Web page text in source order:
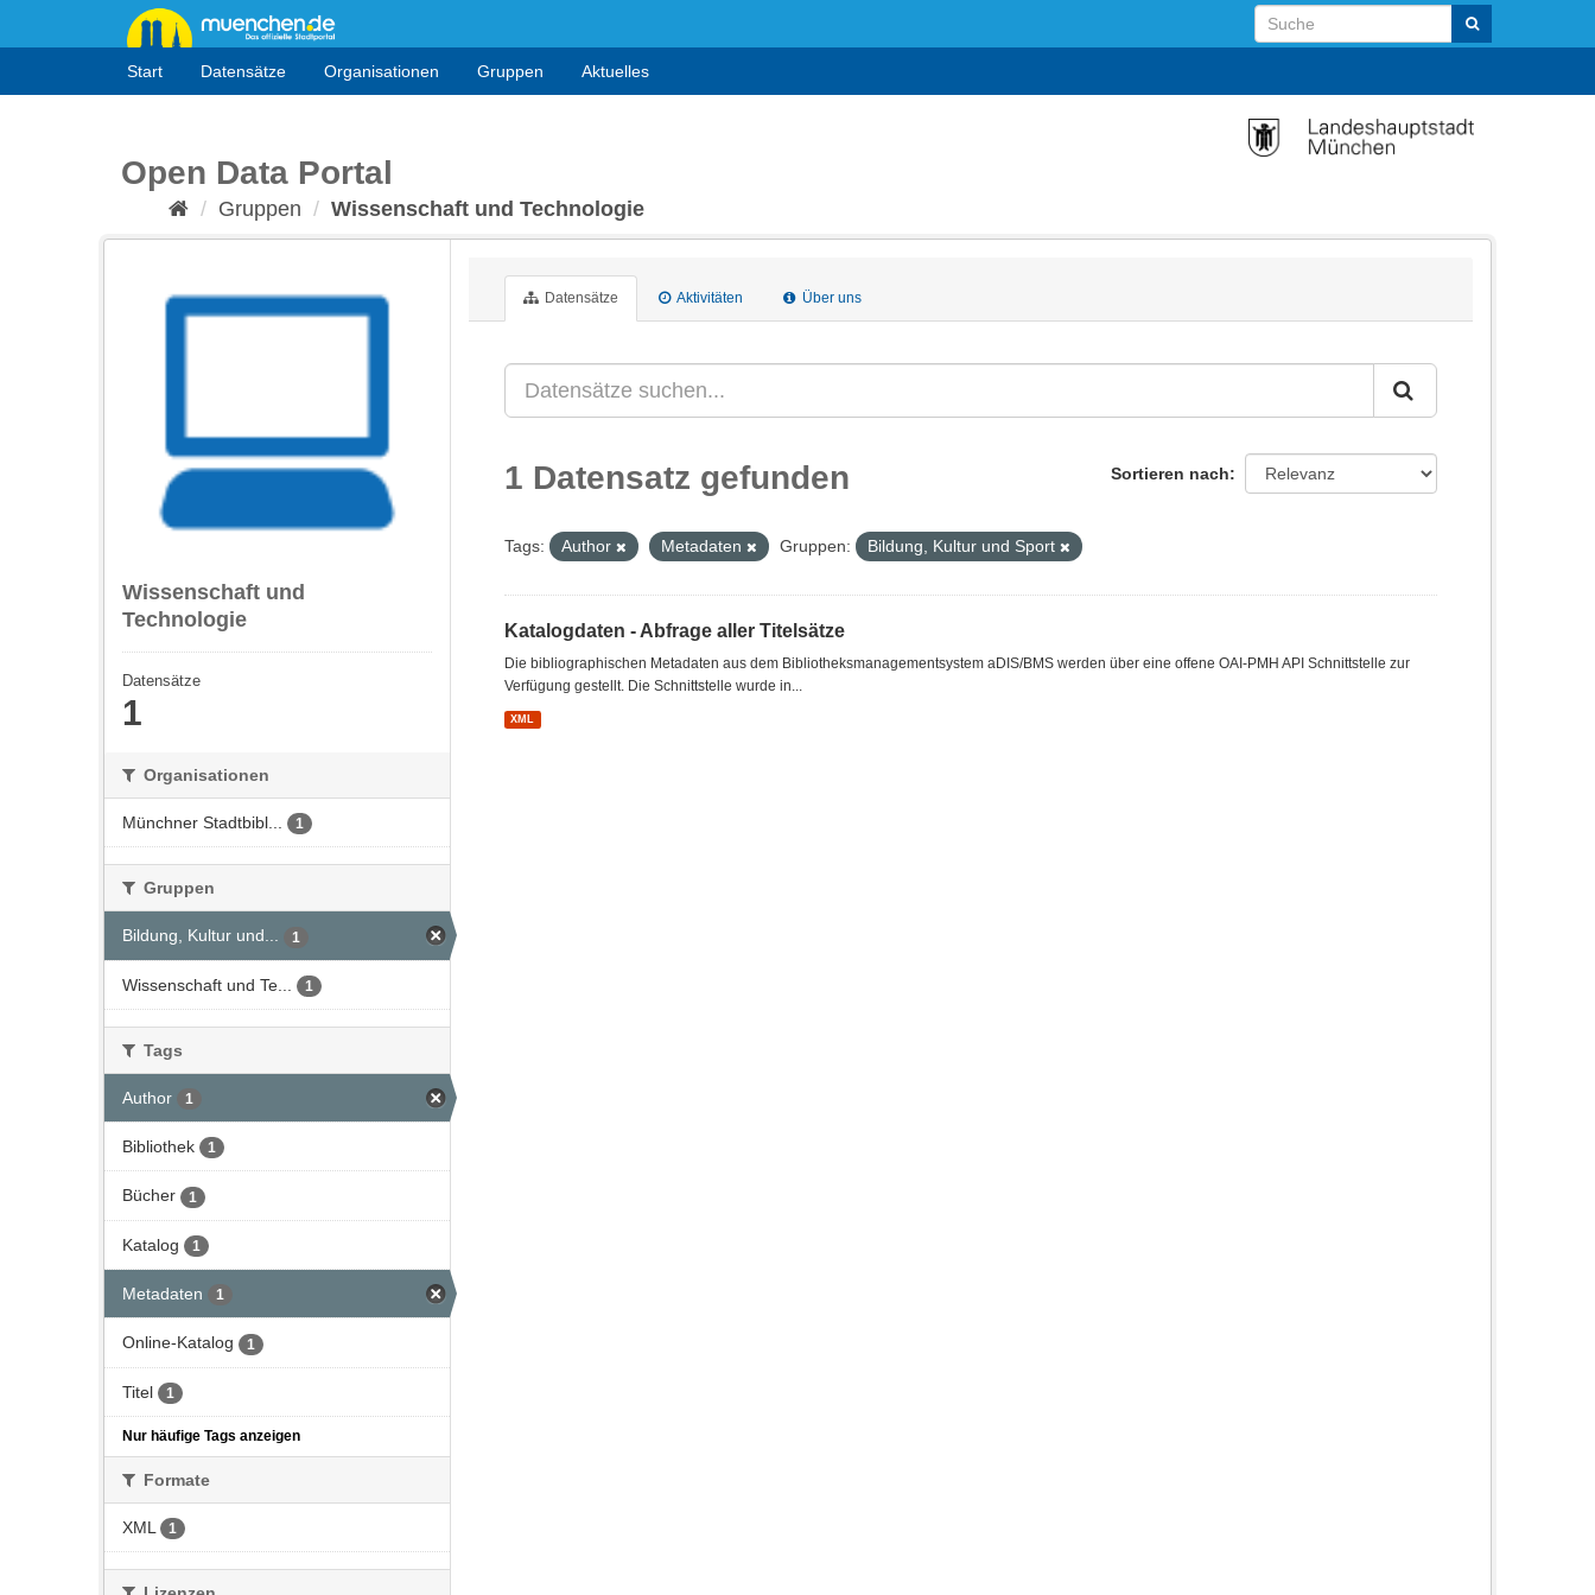
Start Datensätze Organisationen Gruppen Aktuelles
Open Data Portal
Gruppen Wissenschaft und Technologie
Wissenschaft und
Technologie
Datensätze
1
Organisationen
Münchner Stadtbibl... 1
Gruppen
Bildung, Kultur und... 1
Wissenschaft und Te... 1
Tags
Author 1
Bibliothek 1
Bücher 1
Katalog 1
Metadaten 1
Online-Katalog 1
Titel 1
Nur häufige Tags anzeigen
Formate
XML 1
Datensätze Aktivitäten Über uns
Sortieren nach
1 Datensatz gefunden
Tags: Author Metadaten Gruppen: Bildung, Kultur und Sport
Katalogdaten - Abfrage aller Titelsätze
Die bibliographischen Metadaten aus dem Bibliotheksmanagementsystem aDIS/BMS werden über eine offene OAI-PMH API Schnittstelle zur
Verfügung gestellt. Die Schnittstelle wurde in...
XML